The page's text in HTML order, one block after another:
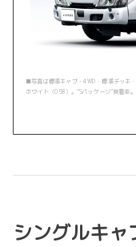
■写真は標準キャブ・4WD・標準デッキ
ホワイト〈058〉。“Sパッケージ”装着車
シングルキャ